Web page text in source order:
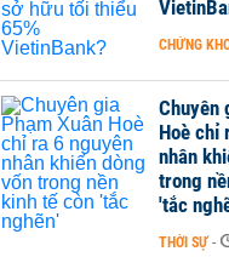
CHỨNG
Chuyên
Hoè chỉ
nhân
trong
'tắc
THỜI SỰ -